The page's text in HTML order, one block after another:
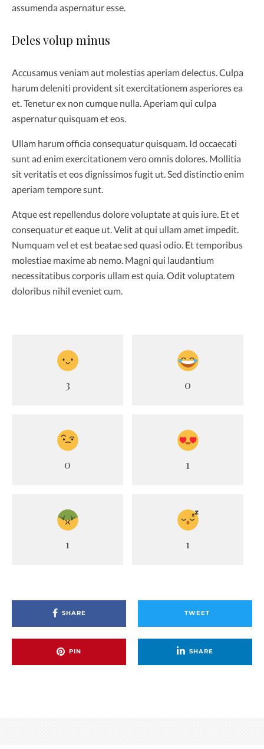
assumenda aspernatur esse.
Deles volup minus
Accusamus veniam aut molestias aperiam delectus. Culpa
harum deleniti provident sit exercitationem asperiores ea
et. Tenetur ex non cumque nulla. Aperiam qui culpa
aspernatur quisquam et eos.
Ullam harum officia consequatur quisquam. Id occaecati
sunt ad enim exercitationem vero omnis dolores. Mollitia
sit veritatis et eos dignissimos fugit ut. Sed distinctio enim
aperiam tempore sunt.
Atque est repellendus dolore voluptate at quis iure. Et et
consequatur et eaque ut. Velit at qui ullam amet impedit.
Numquam vel et est beatae sed quasi odio. Et temporibus
molestiae maxime ab nemo. Magni qui laudantium
necessitatibus corporis ullam est quia. Odit voluptatem
doloribus nihil eveniet cum.
3 0
0 1
1 1
SHARE TWEET
PIN SHARE